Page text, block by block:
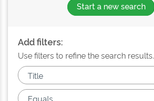
Start a new search
Add filters:
Use filters to refine the search results.